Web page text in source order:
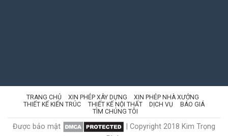
TRANG CHỦ XIN PHÉP XÂY DỰNG
XIN PHÉP NHÀ XƯỞNG
THIẾT KẾ KIẾN TRÚC
THIẾT KẾ NỘI THẤT DỊCH VỤ
BÁO GIÁ
TÌM CHÚNG TÔI
Được bảo mật
| Copyright 2018 Kim Trọng